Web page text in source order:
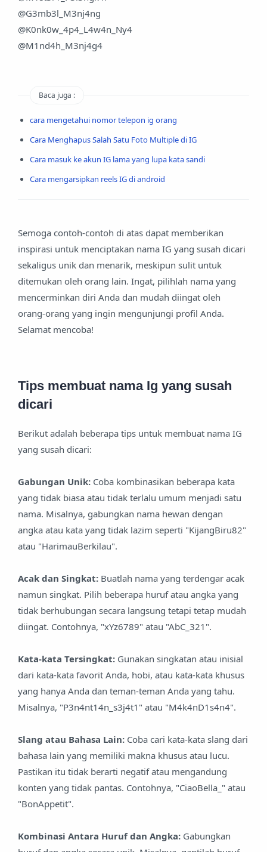
@G3mb3l_M3nj4ng
@K0nk0w_4p4_L4w4n_Ny4
@M1nd4h_M3nj4g4
Baca juga :
cara mengetahui nomor telepon ig orang
Cara Menghapus Salah Satu Foto Multiple di IG
Cara masuk ke akun IG lama yang lupa kata sandi
Cara mengarsipkan reels IG di android
Semoga contoh-contoh di atas dapat memberikan
inspirasi untuk menciptakan nama IG yang susah dicari
sekaligus unik dan menarik, meskipun sulit untuk
ditemukan oleh orang lain. Ingat, pilihlah nama yang
mencerminkan diri Anda dan mudah diingat oleh
orang-orang yang ingin mengunjungi profil Anda.
Selamat mencoba!
Tips membuat nama Ig yang susah
dicari
Berikut adalah beberapa tips untuk membuat nama IG
yang susah dicari:
Gabungan Unik: Coba kombinasikan beberapa kata
yang tidak biasa atau tidak terlalu umum menjadi satu
nama. Misalnya, gabungkan nama hewan dengan
angka atau kata yang tidak lazim seperti "KijangBiru82"
atau "HarimauBerkilau".
Acak dan Singkat: Buatlah nama yang terdengar acak
namun singkat. Pilih beberapa huruf atau angka yang
tidak berhubungan secara langsung tetapi tetap mudah
diingat. Contohnya, "xYz6789" atau "AbC_321".
Kata-kata Tersingkat: Gunakan singkatan atau inisial
dari kata-kata favorit Anda, hobi, atau kata-kata khusus
yang hanya Anda dan teman-teman Anda yang tahu.
Misalnya, "P3n4nt14n_s3j4t1" atau "M4k4nD1s4n4".
Slang atau Bahasa Lain: Coba cari kata-kata slang dari
bahasa lain yang memiliki makna khusus atau lucu.
Pastikan itu tidak berarti negatif atau mengandung
konten yang tidak pantas. Contohnya, "CiaoBella_" atau
"BonAppetit".
Kombinasi Antara Huruf dan Angka: Gabungkan